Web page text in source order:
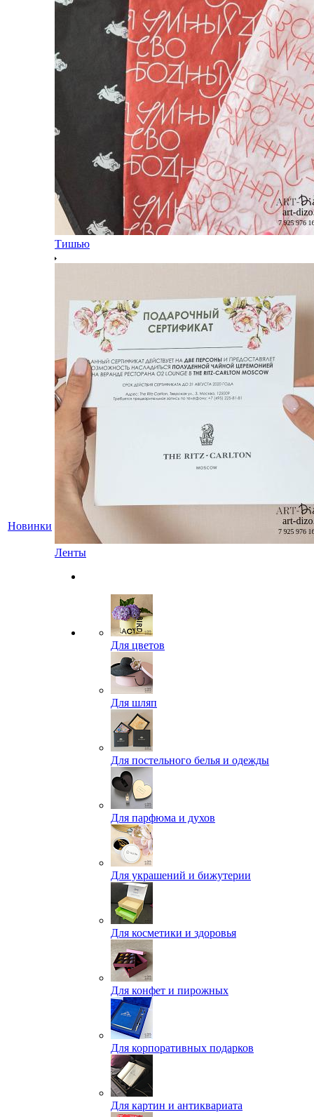
Новинки
Тишью
Ленты
Для цветов
Для шляп
Для постельного белья и одежды
Для парфюма и духов
Для украшений и бижутерии
Для косметики и здоровья
Для конфет и пирожных
Для корпоративных подарков
Для картин и антиквариата